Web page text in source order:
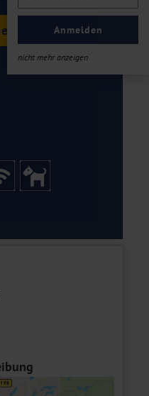
Anmelden
nicht mehr anzeigen
& Preise